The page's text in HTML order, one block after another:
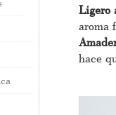
Ligero
aroma
hace